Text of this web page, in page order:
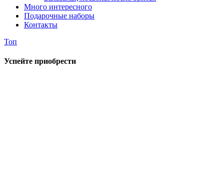
Много интересного
Подарочные наборы
Контакты
Топ
Успейте приобрести